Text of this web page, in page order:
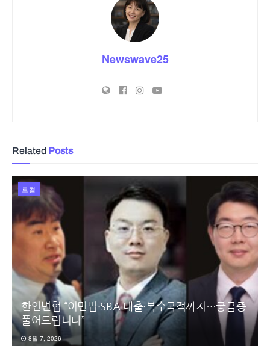
Newswave25
Related Posts
로컬
한인변협 “이민법·SBA 대출·복수국적까지…궁금증
풀어드립니다”
8월 7, 2026